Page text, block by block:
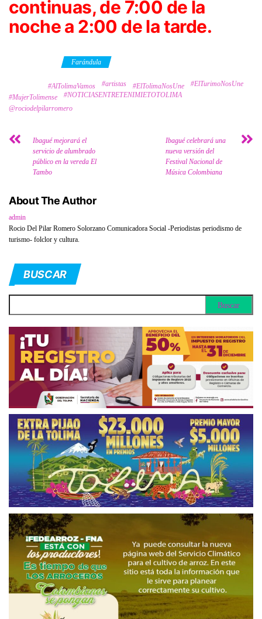
continuas, de 7:00 de la
noche a 2:00 de la tarde.
Farándula
#AlTolimaVamos #artistas #ElTolimaNosUne
#ElTurimoNosUne
#MujerTolimense
#NOTICIASENTRETENIMIETOTOLIMA
@rociodelpilarromero
Ibagué mejorará el
servicio de alumbrado
público en la vereda El
Tambo
Ibagué celebrará una
nueva versión del
Festival Nacional de
Música Colombiana
About The Author
admin
Rocio Del Pilar Romero Solorzano Comunicadora Social -Periodistas periodismo de
turismo- folclor y cultura.
BUSCAR